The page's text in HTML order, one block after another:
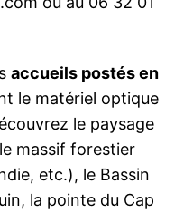
accueils postés en
le matériel optique
le paysage
massif forestier
etc.), le Bassin
la pointe du Cap